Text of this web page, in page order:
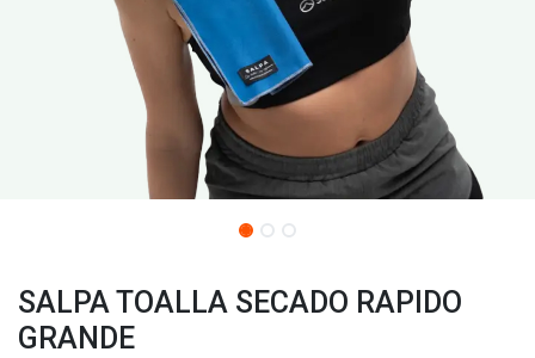
SALPA TOALLA SECADO RAPIDO
GRANDE